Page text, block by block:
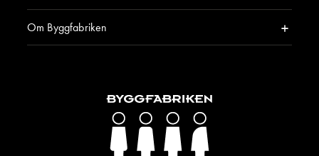
Om Byggfabriken